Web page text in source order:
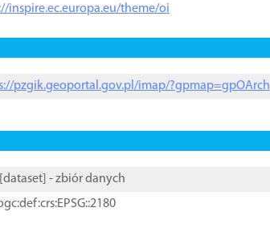
inspire.ec.europa.eu/theme/oi
pzgik.geoportal.gov.pl/imap/?gpmap=gpOArch
dataset ] - zbiór danych